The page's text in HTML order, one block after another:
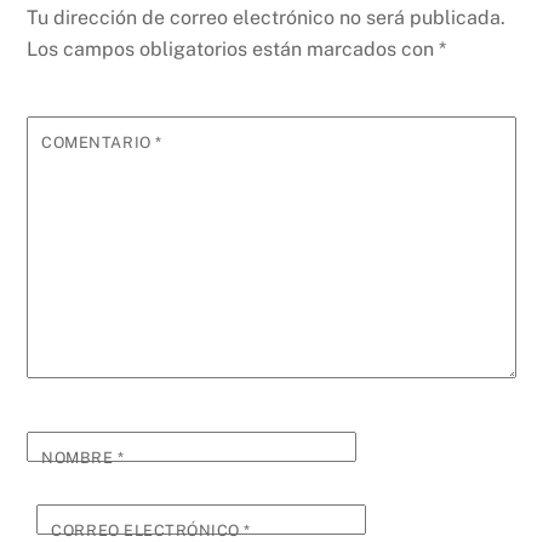
Tu dirección de correo electrónico no será publicada.
Los campos obligatorios están marcados con*
COMENTARIO*
NOMBRE*
CORREO ELECTRÓNICO*